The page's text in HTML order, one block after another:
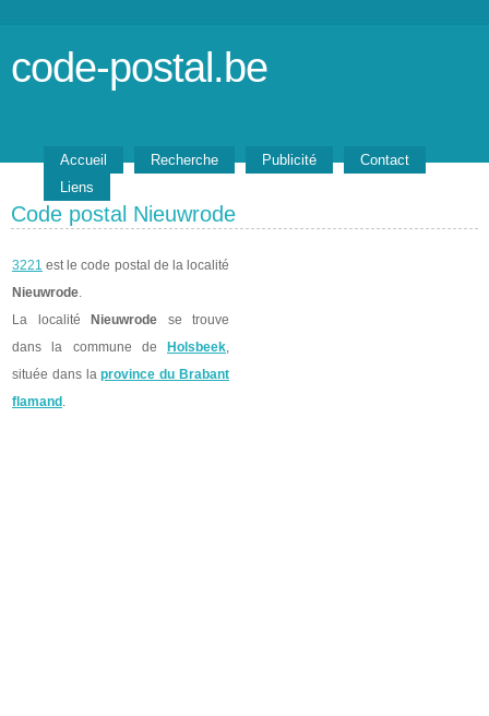
code-postal.be
Accueil Recherche Publicité
Contact
Liens
Code postal Nieuwrode
3221 est le code postal de la localité
Nieuwrode.
La localité
Nieuwrode se trouve
dans la commune de
Holsbeek,
située dans laprovince du Brabant
flamand .